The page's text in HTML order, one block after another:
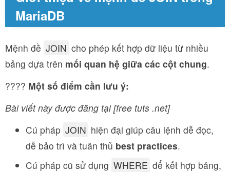
MariaDB
Mệnh đề JOIN cho phép kết hợp dữ liệu từ nhiều
bảng dựa trên mối quan hệ giữa các cột chung.
???? Một số điểm cần lưu ý:
Bài viết này được đăng tại [free tuts .net]
Cú pháp JOIN hiện đại giúp câu lệnh dễ đọc,
dễ bảo trì và tuân thủ best practices.
Cú pháp cũ sử dụng WHERE để kết hợp bảng,